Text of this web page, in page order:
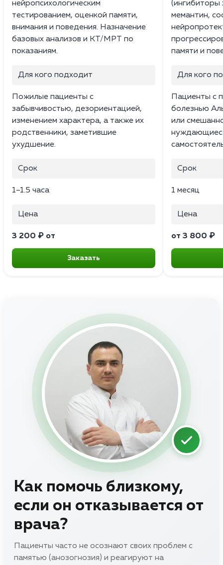
нейропсихологическим
тестированием, оценкой памяти,
внимания и поведения. Назначение
базовых анализов и КТ/МРТ по
показаниям.
Для кого подходит
Пожилые пациенты с
забывчивостью, дезориентацией,
изменением характера, а также их
родственники, заметившие
ухудшение.
Срок
1–1.5 часа
Цена
3 200 ₽ от
Заказать
(ингибиторы
мемантин,
памяти и
Для кого
Пациенты с
болезнью
или
Срок
1 месяц
Цена
от 3 800 ₽
Как помочь близкому,
если он отказывается от
врача?
Пациенты часто не осознают своих проблем с
памятью (анозогнозия) и реагируют на